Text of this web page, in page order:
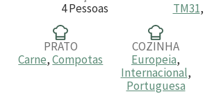
4 Pessoas
TM31,
PRATO
Carne,Compotas
COZINHA
Europeia,
Internacional,
Portuguesa